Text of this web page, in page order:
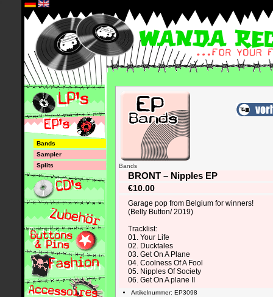
Bands
Sampler
Splits
Bands
BRONT – Nipples EP
€10.00
Garage pop from Belgium for winners!
(Belly Button/ 2019)
Tracklist:
01. Your Life
02. Ducktales
03. Get On A Plane
04. Coolness Of A Fool
05. Nipples Of Society
06. Get On A plane II
Artikelnummer: EP3098